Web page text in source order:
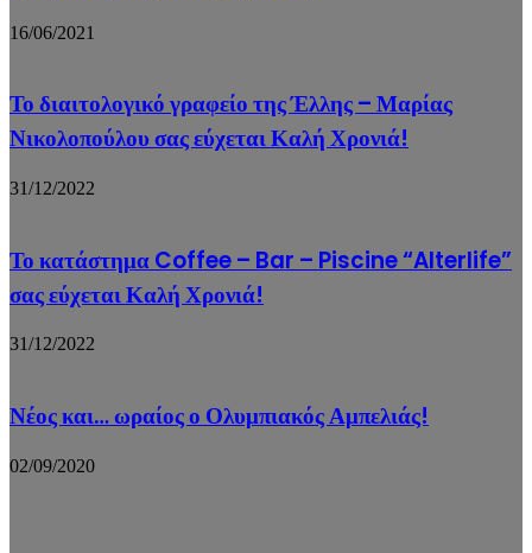
16/06/2021
Το διαιτολογικό γραφείο της Έλλης – Μαρίας
Νικολοπούλου σας εύχεται Καλή Χρονιά!
31/12/2022
Το κατάστημα Coffee – Bar – Piscine “Alterlife”
σας εύχεται Καλή Χρονιά!
31/12/2022
Νέος και… ωραίος ο Ολυμπιακός Αμπελιάς!
02/09/2020